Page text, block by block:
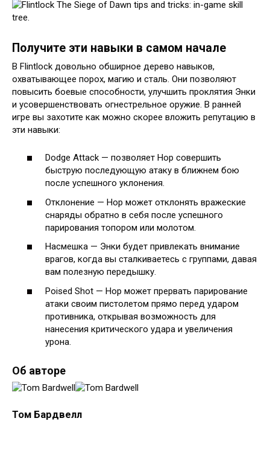
Получите эти навыки в самом начале
В Flintlock довольно обширное дерево навыков,
охватывающее порох, магию и сталь. Они позволяют
повысить боевые способности, улучшить проклятия Энки
и усовершенствовать огнестрельное оружие. В ранней
игре вы захотите как можно скорее вложить репутацию в
эти навыки:
Dodge Attack — позволяет Нор совершить
быструю последующую атаку в ближнем бою
после успешного уклонения.
Отклонение — Нор может отклонять вражеские
снаряды обратно в себя после успешного
парирования топором или молотом.
Насмешка — Энки будет привлекать внимание
врагов, когда вы сталкиваетесь с группами, давая
вам полезную передышку.
Poised Shot — Нор может прервать парирование
атаки своим пистолетом прямо перед ударом
противника, открывая возможность для
нанесения критического удара и увеличения
урона.
Об авторе
Том Бардвелл